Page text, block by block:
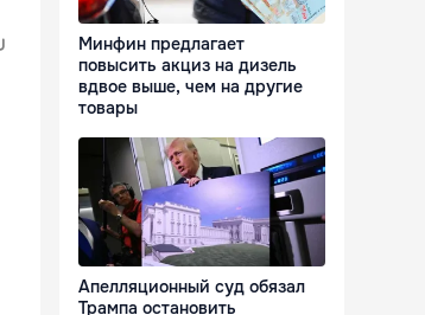
Минфин предлагает
повысить акциз на дизель
вдвое выше, чем на другие
товары
Апелляционный суд обязал
Трампа остановить